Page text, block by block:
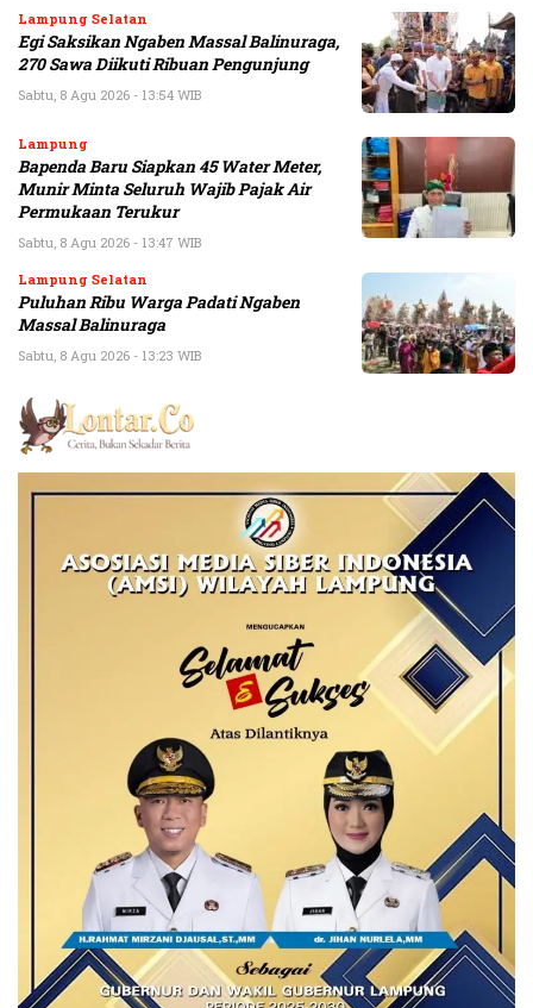
Lampung Selatan
Egi Saksikan Ngaben Massal Balinuraga,
270 Sawa Diikuti Ribuan Pengunjung
Sabtu, 8 Agu 2026 - 13:54 WIB
Lampung
Bapenda Baru Siapkan 45 Water Meter,
Munir Minta Seluruh Wajib Pajak Air
Permukaan Terukur
Sabtu, 8 Agu 2026 - 13:47 WIB
Lampung Selatan
Puluhan Ribu Warga Padati Ngaben
Massal Balinuraga
Sabtu, 8 Agu 2026 - 13:23 WIB